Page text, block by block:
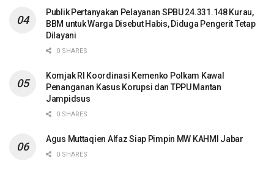
Publik Pertanyakan Pelayanan SPBU 24.331.148 Kurau,
BBM untuk Warga Disebut Habis, Diduga Pengerit Tetap
Dilayani
0 SHARES
Komjak RI Koordinasi Kemenko Polkam Kawal
Penanganan Kasus Korupsi dan TPPU Mantan
Jampidsus
0 SHARES
Agus Muttaqien Alfaz Siap Pimpin MW KAHMI Jabar
0 SHARES